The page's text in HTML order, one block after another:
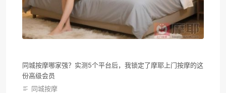
同城按摩哪家强？实测5个平台后，我锁定了摩耶上门按摩的这
份高级会员
同城按摩